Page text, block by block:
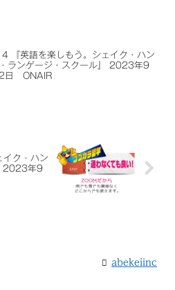
『英語を楽しもう。シェイク・ハン
ランゲージ・スクール』 2023年9
日 ONAIR
ク・ハン
2023年9
abekeiinc